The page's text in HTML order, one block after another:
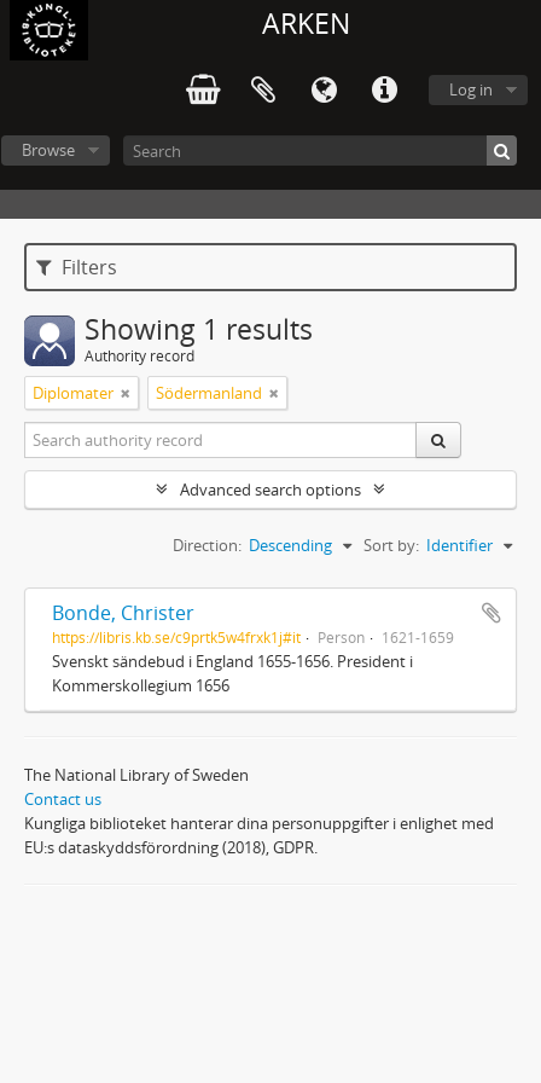
ARKEN
Log in
Browse
Filters
Showing 1 results
Authority record
Diplomater Södermanland
Advanced search options
Sort by: Identifier
Direction: Descending
Bonde, Christer
https://libris.kb.se/c9prtk5w4frxk1j#it Person 1621-1659
Svenskt sändebud i England 1655-1656. President i
Kommerskollegium 1656
The National Library of Sweden
Contact us
Kungliga biblioteket hanterar dina personuppgifter i enlighet med
EU:s dataskyddsförordning (2018), GDPR.